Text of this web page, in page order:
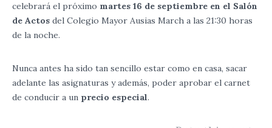
celebrará el próximo martes 16 de septiembre en el Salón
de Actos del Colegio Mayor Ausias March a las 21:30 horas
de la noche.
Nunca antes ha sido tan sencillo estar como en casa, sacar
adelante las asignaturas y además, poder aprobar el carnet
de conducir a un precio especial.